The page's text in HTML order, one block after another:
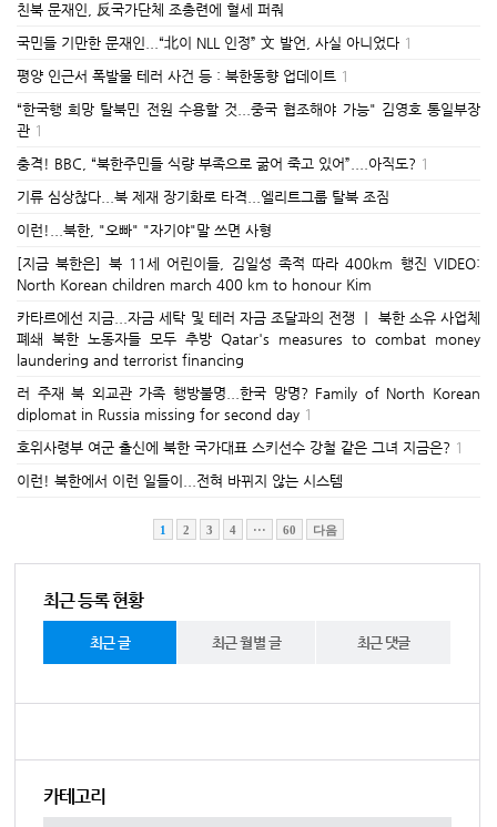
친북 문재인, 反국가단체 조총련에 혈세 퍼줘
국민들 기만한 문재인...“北이 NLL 인정” 文 발언, 사실 아니었다 1
평양 인근서 폭발물 테러 사건 등 : 북한동향 업데이트 1
“한국행 희망 탈북민 전원 수용할 것...중국 협조해야 가능" 김영호 통일부장
관 1
충격! BBC, “북한주민들 식량 부족으로 굶어 죽고 있어”....아직도? 1
기류 심상찮다...북 제재 장기화로 타격...엘리트그룹 탈북 조짐
이런!...북한, "오빠" "자기야"말 쓰면 사형
[지금 북한은] 북 11세 어린이들, 김일성 족적 따라 400km 행진 VIDEO:
North Korean children march 400 km to honour Kim
카타르에선 지금...자금 세탁 및 테러 자금 조달과의 전쟁 ㅣ 북한 소유 사업체
폐쇄 북한 노동자들 모두 추방 Qatar's measures to combat money
laundering and terrorist financing
러 주재 북 외교관 가족 행방불명...한국 망명? Family of North Korean
diplomat in Russia missing for second day 1
호위사령부 여군 출신에 북한 국가대표 스키선수 강철 같은 그녀 지금은? 1
이런! 북한에서 이런 일들이...전혀 바뀌지 않는 시스템
1 2 3 4 ··· 60 다음
최근 등록 현황
최근 글 최근 월별 글 최근 댓글
카테고리